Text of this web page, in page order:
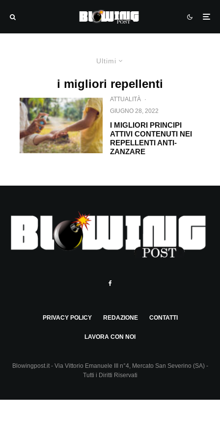
Ultimi
i migliori repellenti
ATTUALITÀ ·
GIUGNO 28, 2022
I MIGLIORI PRINCIPI
ATTIVI CONTENUTI NEI
REPELLENTI ANTI-
ZANZARE
PRIVACY POLICY REDAZIONE CONTATTI
LAVORA CON NOI
Blowingpost.it - Via Vittorio Emanuele III n°4, Mercato San Severino (SA) -
Tutti i Diritti Riservati